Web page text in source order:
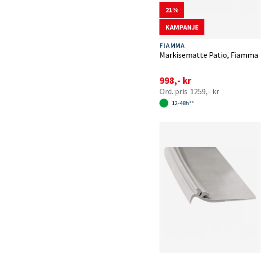
21
KAMPANJE
FIAMMA
Markisematte Patio, Fiamma
998,- kr
1259,- kr
12-48h**